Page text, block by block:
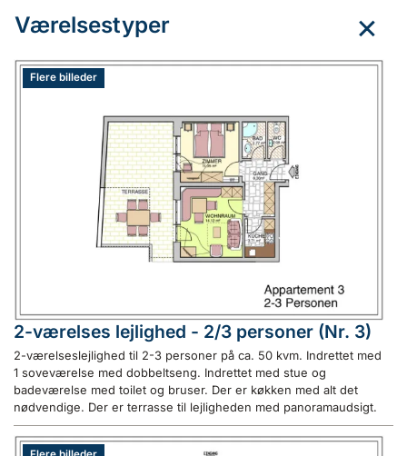
Værelsestyper
Flere billeder
2-værelses lejlighed - 2/3 personer (Nr. 3)
2-værelseslejlighed til 2-3 personer på ca. 50 kvm. Indrettet med
1 soveværelse med dobbeltseng. Indrettet med stue og
badeværelse med toilet og bruser. Der er køkken med alt det
nødvendige. Der er terrasse til lejligheden med panoramaudsigt.